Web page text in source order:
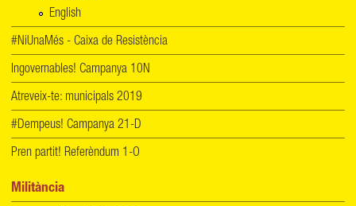
English
#NiUnaMés - Caixa de Resistència
Ingovernables! Campanya 10N
Atreveix-te: municipals 2019
#Dempeus! Campanya 21-D
Pren partit! Referèndum 1-O
Militància